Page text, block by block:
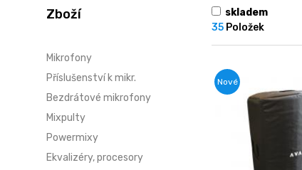
OBCHODNÍ PODMÍNKY
GDPR
Zboží
Mikrofony
Příslušenství k mikr.
Bezdrátové mikrofony
Mixpulty
Powermixy
Ekvalizéry, procesory
skladem
35 Položek
Nové